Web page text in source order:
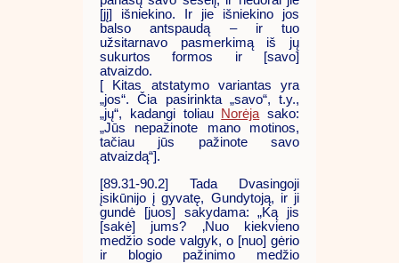
[jį] išniekino. Ir jie išniekino jos
balso antspaudą – ir tuo
užsitarnavo pasmerkimą iš jų
sukurtos formos ir [savo]
atvaizdo.
[ Kitas atstatymo variantas yra
„jos“. Čia pasirinkta „savo“, t.y.,
„jų“, kadangi toliau
Norėja sako:
„Jūs nepažinote mano motinos,
tačiau jūs pažinote savo
atvaizdą“].
[89.31-90.2] Tada Dvasingoji
įsikūnijo į gyvatę, Gundytoją, ir ji
gundė [juos] sakydama: „Ką jis
[sakė] jums? ‚Nuo kiekvieno
medžio sode valgyk, o [nuo] gėrio
ir blogio pažinimo medžio